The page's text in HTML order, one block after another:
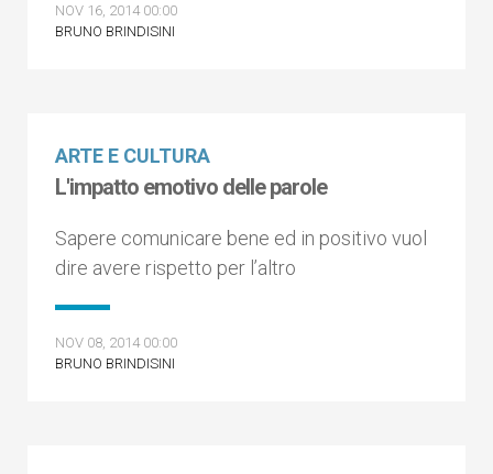
NOV 16, 2014 00:00
BRUNO BRINDISINI
ARTE E CULTURA
L'impatto emotivo delle parole
Sapere comunicare bene ed in positivo vuol
dire avere rispetto per l’altro
NOV 08, 2014 00:00
BRUNO BRINDISINI